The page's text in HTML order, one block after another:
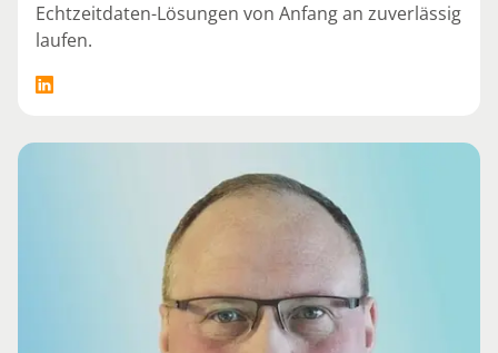
Echtzeitdaten-Lösungen von Anfang an zuverlässig
laufen.